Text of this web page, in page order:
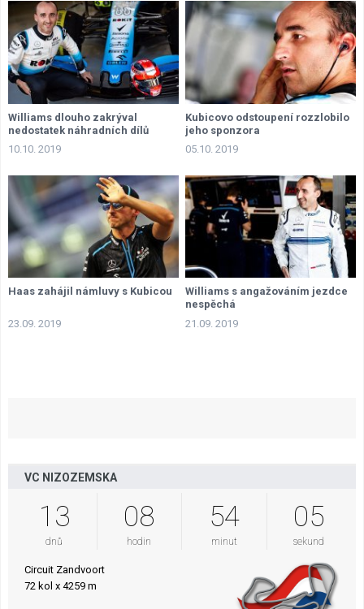
Williams dlouho zakrýval
nedostatek náhradních dílů
10.10. 2019
Kubicovo odstoupení rozzlobilo
jeho sponzora
05.10. 2019
Haas zahájil námluvy s Kubicou
23.09. 2019
Williams s angažováním jezdce
nespěchá
21.09. 2019
VC NIZOZEMSKA
13
dnů
08
hodin
54
minut
04
sekund
Circuit Zandvoort
72 kol x 4259 m